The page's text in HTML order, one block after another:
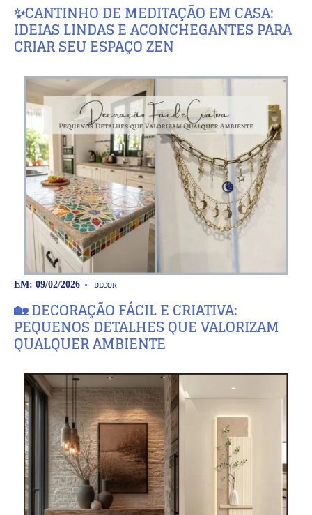
✨CANTINHO DE MEDITAÇÃO EM CASA:
IDEIAS LINDAS E ACONCHEGANTES PARA
CRIAR SEU ESPAÇO ZEN
EM: 09/02/2026 DECOR
🏡 DECORAÇÃO FÁCIL E CRIATIVA:
PEQUENOS DETALHES QUE VALORIZAM
QUALQUER AMBIENTE